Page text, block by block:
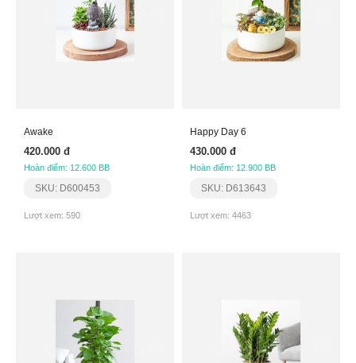
Awake
420.000 đ
Hoàn điểm: 12.600 BB
SKU: D600453
Lượt xem: 590
Happy Day 6
430.000 đ
Hoàn điểm: 12.900 BB
SKU: D613643
Lượt xem: 4463